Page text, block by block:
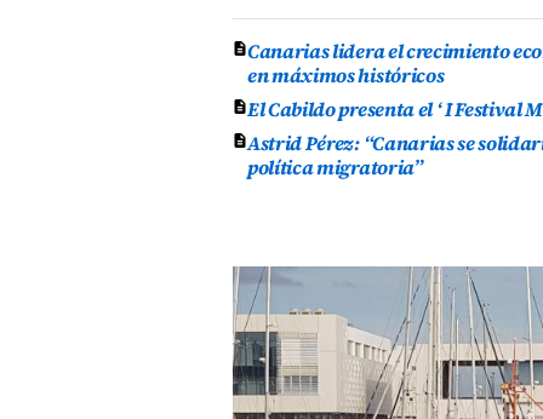
Canarias lidera el crecimiento
en máximos históricos
El Cabildo presenta el ‘ I Festival
Astrid Pérez: “Canarias se
política migratoria”